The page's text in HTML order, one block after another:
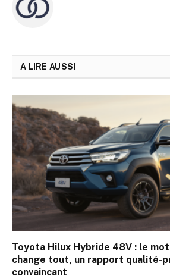
A LIRE AUSSI
Toyota Hilux Hybride 48V : le
change tout, un rapport qualité-
convaincant